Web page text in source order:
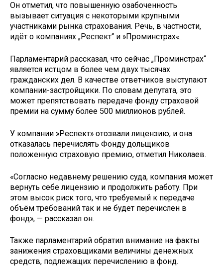
Он отметил, что повышенную озабоченность
вызывает ситуация с некоторыми крупными
участниками рынка страхования. Речь, в частности,
идёт о компаниях „Респект“ и »Проминстрах«.
Парламентарий рассказал, что сейчас „Проминстрах“
является истцом в более чем двух тысячах
гражданских дел. В качестве ответчиков выступают
компании-застройщики. По словам депутата, это
может препятствовать передаче фонду страховой
премии на сумму более 500 миллионов рублей.
У компании »Респект» отозвали лицензию, и она
отказалась перечислять Фонду дольщиков
положенную страховую премию, отметил Николаев.
«Согласно недавнему решению суда, компания может
вернуть себе лицензию и продолжить работу. При
этом высок риск того, что требуемый к передаче
объём требований так и не будет перечислен в
фонд», — рассказал он.
Также парламентарий обратил внимание на факты
занижения страховщиками величины денежных
средств, подлежащих перечислению в фонд.